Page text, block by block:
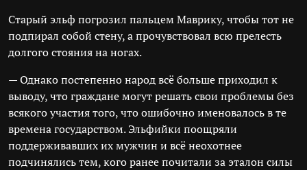
Старый эльф погрозил пальцем Маврику, чтобы тот не
подпирал собой стену, а прочувствовал всю прелесть
долгого стояния на ногах.
— Однако постепенно народ всё больше приходил к
выводу, что граждане могут решать свои проблемы без
всякого участия того, что ошибочно именовалось в те
времена государством. Эльфийки поощряли
поддерживавших их мужчин и всё неохотнее
подчинялись тем, кого ранее почитали за эталон силы